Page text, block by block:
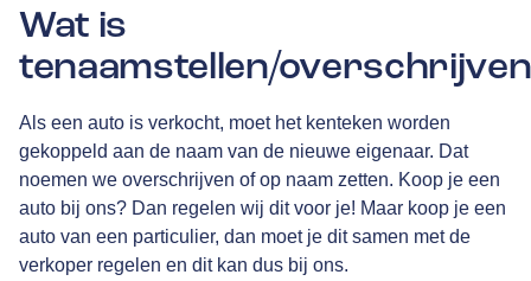
Wat is
tenaamstellen/
Als een auto is verkocht, moet het kenteken worden
gekoppeld aan de naam van de nieuwe eigenaar. Dat
noemen we overschrijven of op naam zetten. Koop je een
auto bij ons? Dan regelen wij dit voor je! Maar koop je een
auto van een particulier, dan moet je dit samen met de
verkoper regelen en dit kan dus bij ons.